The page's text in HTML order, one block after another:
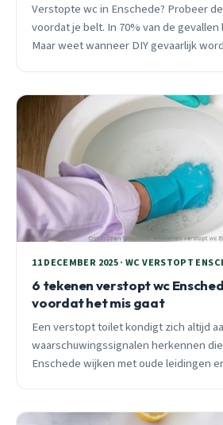
Verstopte wc in Enschede? Probeer
voordat je belt. In 70% van de
Maar weet wanneer DIY gevaarlijk
11 DECEMBER 2025 · WC VERSTOPT
6 tekenen verstopt wc
voordat het mis gaat
Een verstopt toilet kondigt zich altijd
waarschuwingssignalen herkennen
Enschede wijken met oude leidingen